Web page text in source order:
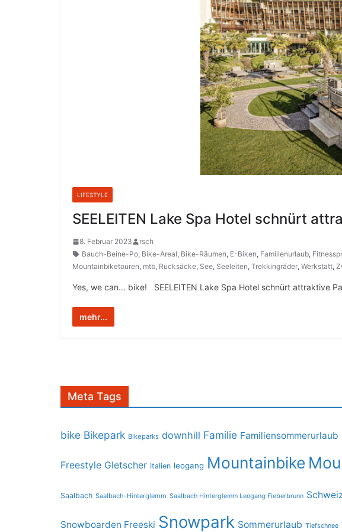
LIFESTYLE
SEELEITEN Lake Spa Hotel schnürt
8. Februar 2023
rsch
Bauch-Beine-Po, Bike-Areal, Bike-Räumen, E-Biken, Familienurlaub,
Mountainbiketouren, mtb, Rucksäcke, See, Seeleiten, Trekkingräder, Werkstatt,
Yes, we can… bike! ­­ ­ ­SEELEITEN Lake Spa Hotel schnürt attraktive
mehr...
Meta Tags
bike Bikepark Bikeparks downhill Familie Familiensommerurlaub
Freestyle Gletscher Italien leogang Mountainbike
Saalbach Saalbach-Hinterglemm Saalbach Hinterglemm Leogang Fieberbrunn
Snowboarden Freeski Snowpark Sommerurlaub Tiefschnee